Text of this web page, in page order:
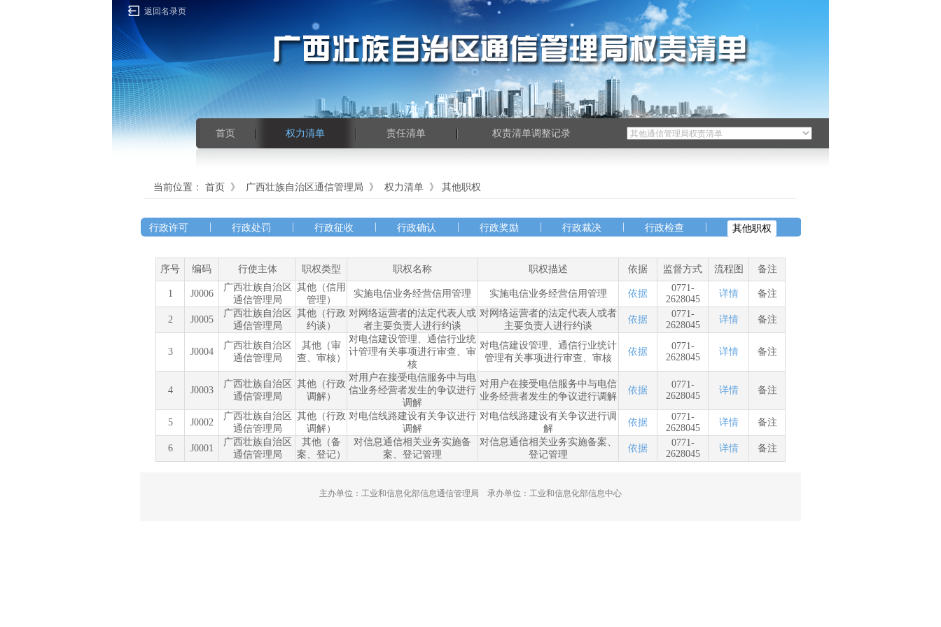
返回名录页
首页 权力清单 责任清单 权责清单调整记录
当前位置： 首页 》 广西壮族自治区通信管理局 》 权力清单 》 其他职权
行政许可 行政处罚 行政征收 行政确认 行政奖励 行政裁决 行政检查 其他职权
序号 编码 行使主体 职权类型 职权名称 职权描述 依据 监督方式 流程图 备注
1 J0006
广西壮族自治区
通信管理局
其他（信用
管理）
实施电信业务经营信用管理 实施电信业务经营信用管理 依据
0771-
2628045
详情 备注
2 J0005
广西壮族自治区
通信管理局
其他（行政
约谈）
对网络运营者的法定代表人或
者主要负责人进行约谈
对网络运营者的法定代表人或者
主要负责人进行约谈
依据
0771-
2628045
详情 备注
3 J0004
广西壮族自治区
通信管理局
其他（审
查、审核）
对电信建设管理、通信行业统
计管理有关事项进行审查、审
核
对电信建设管理、通信行业统计
管理有关事项进行审查、审核
依据
0771-
2628045
详情 备注
4 J0003
广西壮族自治区
通信管理局
其他（行政
调解）
对用户在接受电信服务中与电
信业务经营者发生的争议进行
调解
对用户在接受电信服务中与电信
业务经营者发生的争议进行调解
依据
0771-
2628045
详情 备注
5 J0002
广西壮族自治区
通信管理局
其他（行政
调解）
对电信线路建设有关争议进行
调解
对电信线路建设有关争议进行调
解
依据
0771-
2628045
详情 备注
6 J0001
广西壮族自治区
通信管理局
其他（备
案、登记）
对信息通信相关业务实施备
案、登记管理
对信息通信相关业务实施备案、
登记管理
依据
0771-
2628045
详情 备注
主办单位：工业和信息化部信息通信管理局 承办单位：工业和信息化部信息中心